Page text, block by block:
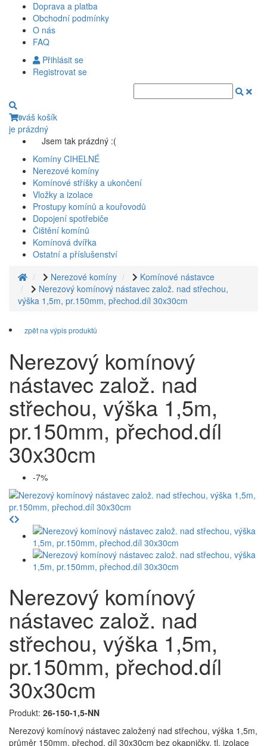
Doprava a platba
Obchodní podmínky
O nás
FAQ
Přihlásit se
Registrovat se
0váš košík
je prázdný
Jsem tak prázdný :(
Komíny CIHELNÉ
Nerezové komíny
Komínové stříšky a ukončení
Vložky a izolace
Prostupy komínů a kouřovodů
Dopojení spotřebiče
Čištění komínů
Komínová dvířka
Ostatní a příslušenství
Nerezové komíny
Komínové nástavce
Nerezový komínový nástavec založ. nad střechou,
výška 1,5m, pr.150mm, přechod.díl 30x30cm
zpět na výpis produktů
Nerezový komínový
nástavec založ. nad
střechou, výška 1,5m,
pr.150mm, přechod.díl
30x30cm
-7%
Nerezový komínový
nástavec založ. nad
střechou, výška 1,5m,
pr.150mm, přechod.díl
30x30cm
Produkt: 26-150-1,5-NN
Nerezový komínový nástavec založený nad střechou, výška 1,5m,
průměr 150mm, přechod. díl 30x30cm bez okapničky, tl. izolace